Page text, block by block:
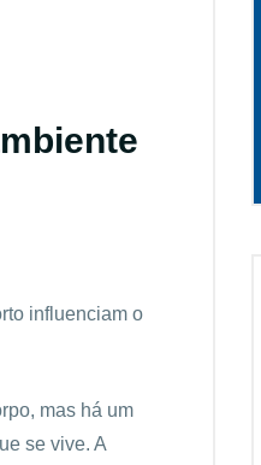
influenciam o
mas há um
se vive. A